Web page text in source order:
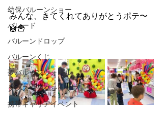
幼保バルーンショー
パレード
バルーンドロップ
バルーンくじ
夢バルーンウォール
ダンスワークショップ
携帯キャリアイベント
みんな、きてくれてありがとうポテ〜
🤖🍟